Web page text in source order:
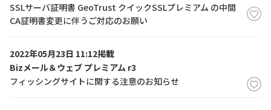
SSLサーバ証明書 GeoTrust クイックSSLプレミアム の中間
CA証明書変更に伴うご対応のお願い
2022年05月23日 11:12掲載
Bizメール＆ウェブ プレミアム r3
フィッシングサイトに関する注意のお知らせ